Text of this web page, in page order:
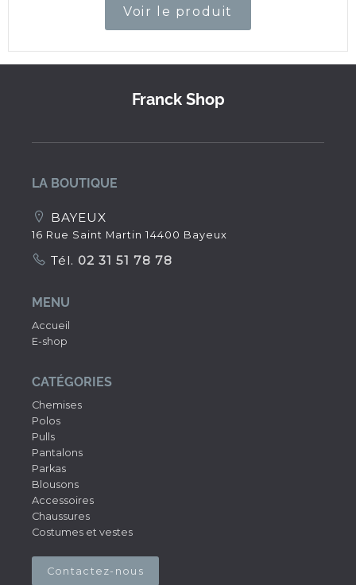
Voir le produit
Franck Shop
LA BOUTIQUE
BAYEUX
16 Rue Saint Martin 14400 Bayeux
Tél. 02 31 51 78 78
MENU
Accueil
E-shop
CATÉGORIES
Chemises
Polos
Pulls
Pantalons
Parkas
Blousons
Accessoires
Chaussures
Costumes et vestes
Contactez-nous